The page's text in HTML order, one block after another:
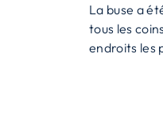
La buse a
tous les
endroits les